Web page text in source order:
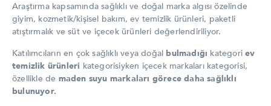
Araştırma kapsamında sağlıklı ve doğal marka algısı özelinde
giyim, kozmetik/kişisel bakım, ev temizlik ürünleri, paketli
atıştırmalık ve süt ve içecek ürünleri değerlendiriliyor.
Katılımcıların en çok sağlıklı veya doğal bulmadığı kategoriev
temizlik ürünleri kategorisiyken içecek markaları kategorisi,
özellikle de maden suyu markaları görece daha sağlıklı
bulunuyor.